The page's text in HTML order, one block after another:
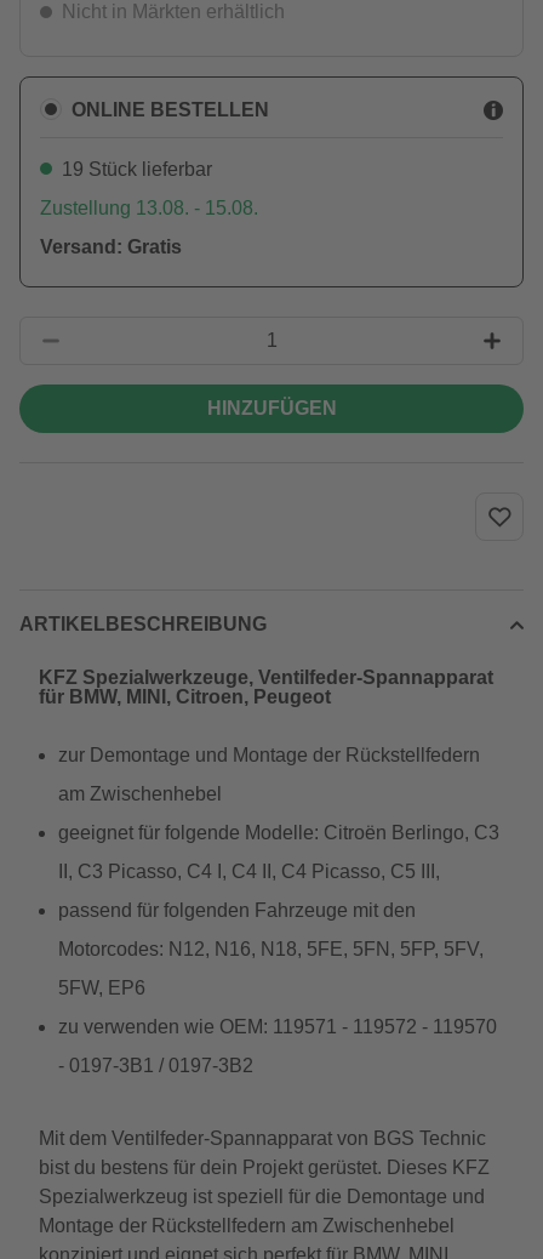
Nicht in Märkten erhältlich
ONLINE BESTELLEN
19 Stück lieferbar
Zustellung 13.08. - 15.08.
Versand: Gratis
HINZUFÜGEN
ARTIKELBESCHREIBUNG
KFZ Spezialwerkzeuge, Ventilfeder-Spannapparat
für BMW, MINI, Citroen, Peugeot
zur Demontage und Montage der Rückstellfedern
am Zwischenhebel
geeignet für folgende Modelle: Citroën Berlingo, C3
II, C3 Picasso, C4 I, C4 II, C4 Picasso, C5 III,
passend für folgenden Fahrzeuge mit den
Motorcodes: N12, N16, N18, 5FE, 5FN, 5FP, 5FV,
5FW, EP6
zu verwenden wie OEM: 119571 - 119572 - 119570
- 0197-3B1 / 0197-3B2
Mit dem Ventilfeder-Spannapparat von BGS Technic
bist du bestens für dein Projekt gerüstet. Dieses KFZ
Spezialwerkzeug ist speziell für die Demontage und
Montage der Rückstellfedern am Zwischenhebel
konzipiert und eignet sich perfekt für BMW, MINI,